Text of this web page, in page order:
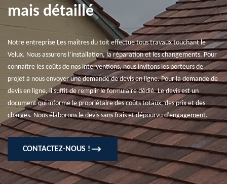
mais détaillé
Notre entreprise Les maîtres du toit effectue tous travaux touchant le
Velux. Nous assurons l’installation, la réparation et les changements. Pour
connaître les coûts de nos interventions, nous invitons les porteurs de
projet à nous envoyer une demande de devis en ligne. Pour la demande de
devis en ligne, il suffit de remplir le formulaire dédié. Le devis est un
document qui informe le propriétaire des coûts totaux, des prix et des
charges. Nous élaborons le devis sans frais et dépourvu d’engagement.
CONTACTEZ-NOUS !